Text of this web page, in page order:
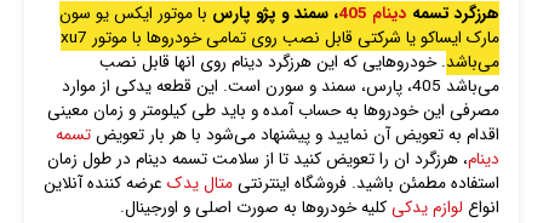
هرزگرد تسمه دینام 405 ، سمند و پژو پارس با موتور ایکس یو سون
مارک ایساکو یا شرکتی قابل نصب روی تمامی خودرو‌ها با موتور xu7
می‌باشد. خودروهایی که این هرزگرد دینام روی انها قابل نصب
می‌باشد 405، پارس، سمند و سورن است. این قطعه یدکی از موارد
مصرفی این خودروها به حساب آمده و باید طی کیلومتر و زمان معینی
اقدام به تعویض آن نمایید و پیشنهاد می‌شود با هر بار تعویضتسمه
دینام، هرزگرد ان را تعویض کنید تا از سلامت تسمه دینام در طول زمان
استفاده مطمئن باشید. فروشگاه اینترنتیمتال یدک عرضه کننده آنلاین
انواع لوازم یدکیکلیه خودروها به صورت اصلی و اورجینال.